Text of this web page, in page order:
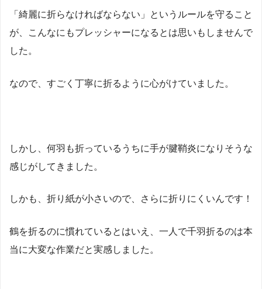
「綺麗に折らなければならない」というルールを守ること
が、こんなにもプレッシャーになるとは思いもしませんで
した。
なので、すごく丁寧に折るように心がけていました。
しかし、何羽も折っているうちに手が腱鞘炎になりそうな
感じがしてきました。
しかも、折り紙が小さいので、さらに折りにくいんです！
鶴を折るのに慣れているとはいえ、一人で千羽折るのは本
当に大変な作業だと実感しました。